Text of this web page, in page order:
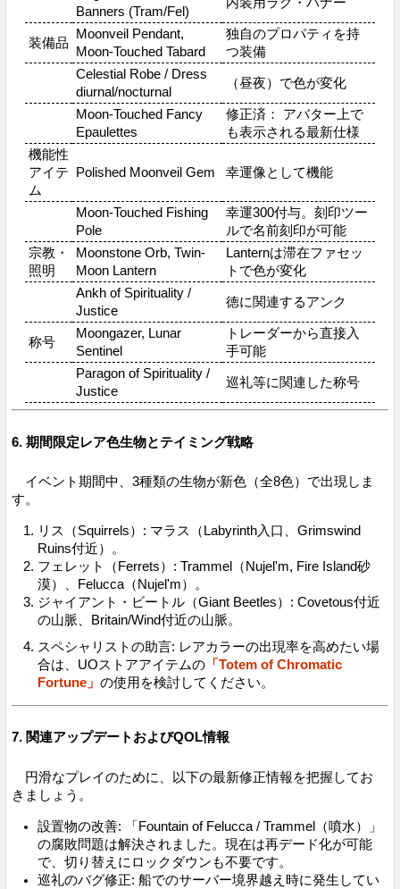
Banners (Tram/Fel)
装備品
Moonveil Pendant,
Moon-Touched Tabard
独自のプロパティを持
つ装備
Celestial Robe / Dress
diurnal/nocturnal
（昼夜）で色が変化
Moon-Touched Fancy
Epaulettes
修正済： アバター上で
も表示される最新仕様
機能性
アイテ
ム
Polished Moonveil Gem 幸運像として機能
Moon-Touched Fishing
Pole
幸運300付与。刻印ツー
ルで名前刻印が可能
宗教・
照明
Moonstone Orb, Twin-
Moon Lantern
Lanternは滞在ファセッ
トで色が変化
Ankh of Spirituality /
Justice
徳に関連するアンク
称号
Moongazer, Lunar
Sentinel
トレーダーから直接入
手可能
Paragon of Spirituality /
Justice
巡礼等に関連した称号
6. 期間限定レア色生物とテイミング戦略
イベント期間中、3種類の生物が新色（全8色）で出現しま
す。
リス（Squirrels）: マラス（Labyrinth入口、Grimswind
Ruins付近）。
フェレット（Ferrets）: Trammel（Nujel'm, Fire Island砂
漠）、Felucca（Nujel'm）。
ジャイアント・ビートル（Giant Beetles）: Covetous付近
の山脈、Britain/Wind付近の山脈。
スペシャリストの助言: レアカラーの出現率を高めたい場
合は、UOストアアイテムの 「Totem of Chromatic
Fortune」の使用を検討してください。
7. 関連アップデートおよびQOL情報
円滑なプレイのために、以下の最新修正情報を把握してお
きましょう。
設置物の改善: 「Fountain of Felucca / Trammel（噴水）」
の腐敗問題は解決されました。現在は再デード化が可能
で、切り替えにロックダウンも不要です。
巡礼のバグ修正: 船でのサーバー境界越え時に発生してい